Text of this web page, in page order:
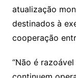
atualização
destinados à
cooperação
“Não é